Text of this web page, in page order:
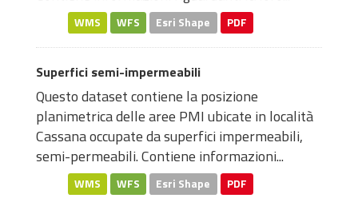
WMS WFS Esri Shape PDF
Superfici semi-impermeabili
Questo dataset contiene la posizione
planimetrica delle aree PMI ubicate in località
Cassana occupate da superfici impermeabili,
semi-permeabili. Contiene informazioni...
WMS WFS Esri Shape PDF